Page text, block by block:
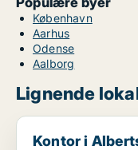
København
Aarhus
Odense
Aalborg
Lignende
Kontor i Albertslund
Kontor i